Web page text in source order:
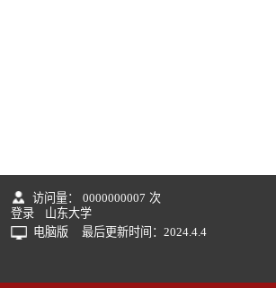
访问量： 0000000007 次
登录
山东大学
电脑版
最后更新时间： 2024.4.4